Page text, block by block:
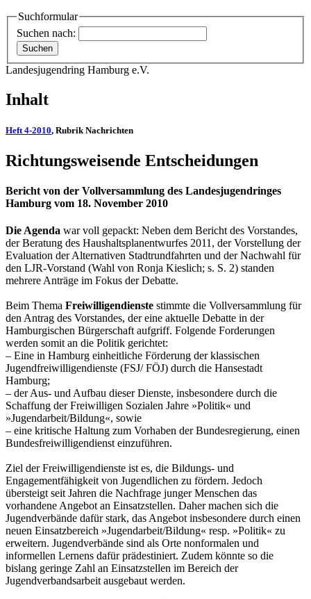
Suchformular
Suchen nach:
Landesjugendring Hamburg e.V.
Inhalt
Heft 4-2010, Rubrik Nachrichten
Richtungsweisende Entscheidungen
Bericht von der Vollversammlung des Landesjugendringes
Hamburg vom 18. November 2010
Die Agenda war voll gepackt: Neben dem Bericht des Vorstandes,
der Beratung des Haushaltsplanentwurfes 2011, der Vorstellung der
Evaluation der Alternativen Stadtrundfahrten und der Nachwahl für
den LJR-Vorstand (Wahl von Ronja Kieslich; s. S. 2) standen
mehrere Anträge im Fokus der Debatte.
Beim Thema Freiwilligendienste stimmte die Vollversammlung für
den Antrag des Vorstandes, der eine aktuelle Debatte in der
Hamburgischen Bürgerschaft aufgriff. Folgende Forderungen
werden somit an die Politik gerichtet:
– Eine in Hamburg einheitliche Förderung der klassischen
Jugendfreiwilligendienste (FSJ/ FÖJ) durch die Hansestadt
Hamburg;
– der Aus- und Aufbau dieser Dienste, insbesondere durch die
Schaffung der Freiwilligen Sozialen Jahre »Politik« und
»Jugendarbeit/Bildung«, sowie
– eine kritische Haltung zum Vorhaben der Bundesregierung, einen
Bundesfreiwilligendienst einzuführen.
Ziel der Freiwilligendienste ist es, die Bildungs- und
Engagementfähigkeit von Jugendlichen zu fördern. Jedoch
übersteigt seit Jahren die Nachfrage junger Menschen das
vorhandene Angebot an Einsatzstellen. Daher machen sich die
Jugendverbände dafür stark, das Angebot insbesondere durch einen
neuen Einsatzbereich »Jugendarbeit/Bildung« resp. »Politik« zu
erweitern. Jugendverbände sind als Orte nonformalen und
informellen Lernens dafür prädestiniert. Zudem könnte so die
bislang geringe Zahl an Einsatzstellen im Bereich der
Jugendverbandsarbeit ausgebaut werden.